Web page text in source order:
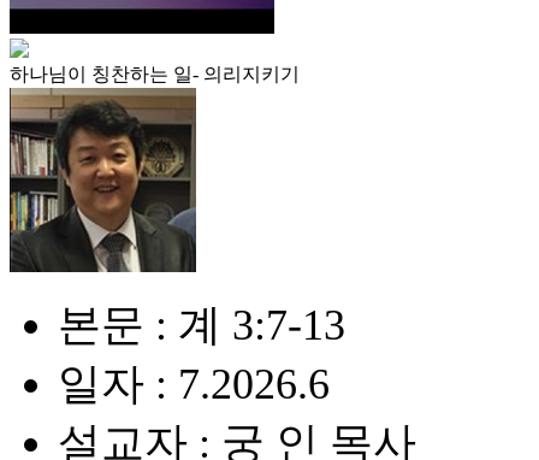
하나님이 칭찬하는 일- 의리지키기
본문 : 계 3:7-13
일자 : 7.2026.6
설교자 : 궁 인 목사